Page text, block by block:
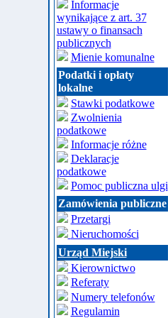
Informacje
wynikające z art. 37
ustawy o finansach
publicznych
Mienie komunalne
Podatki i opłaty
lokalne
Stawki podatkowe
Zwolnienia
podatkowe
Informacje różne
Deklaracje
podatkowe
Pomoc publiczna ulgi
Zamówienia publiczne
Przetargi
Nieruchomości
Urząd Miejski
Kierownictwo
Referaty
Numery telefonów
Regulamin